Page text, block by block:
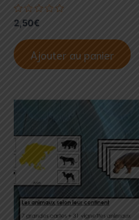
N
o
e
s
2,50€
Ajouter au panier